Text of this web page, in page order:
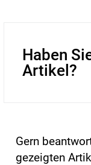
Haben
Artikel?
Gern
gezeigten